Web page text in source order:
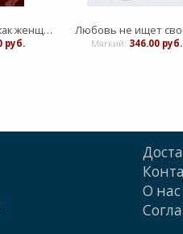
Я - Христианка или как женщине-христианке реализовать себя
руб.
Любовь не ищет
Мягкий: 346.00 руб.
О нас